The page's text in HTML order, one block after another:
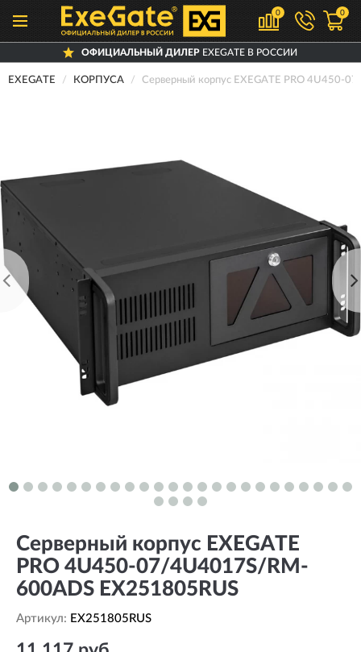
0 0
ОФИЦИАЛЬНЫЙ ДИЛЕРEXEGATE В РОССИИ
EXEGATE КОРПУСА Серверный корпус EXEGATE PRO 4U450-
Серверный корпус EXEGATE
PRO 4U450-07/4U4017S/RM-
600ADS EX251805RUS
Артикул: EX251805RUS